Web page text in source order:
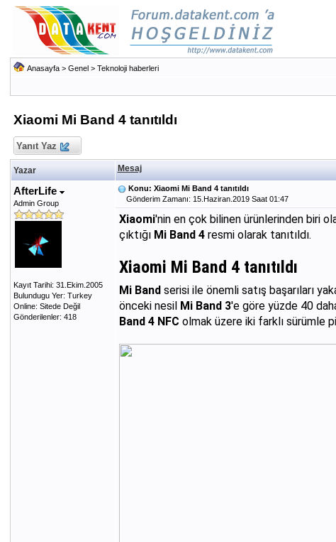
Anasayfa> Genel> Teknoloji haberleri
Xiaomi Mi Band 4 tanıtıldı
Yanıt Yaz
Yazar Mesaj
AfterLife
Admin Group
Kayıt Tarihi: 31.Ekim.2005
Bulundugu Yer: Turkey
Online: Sitede Değil
Gönderilenler: 418
Konu: Xiaomi Mi Band 4 tanıtıldı
Gönderim Zamanı: 15.Haziran.2019 Saat 01:47
Xiaomi'nin en çok bilinen ürünlerinden biri
çıktığı Mi Band 4resmi olarak tanıtıldı.
Xiaomi Mi Band 4 tanıtıldı
Mi Bandserisi ile önemli satış başarıları
önceki nesil Mi Band 3'e göre yüzde 40
Band 4 NFC olmak üzere iki farklı sürümle